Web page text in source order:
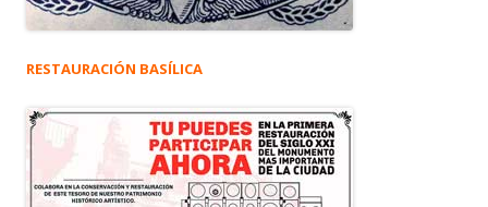
RESTAURACIÓN BASÍLICA